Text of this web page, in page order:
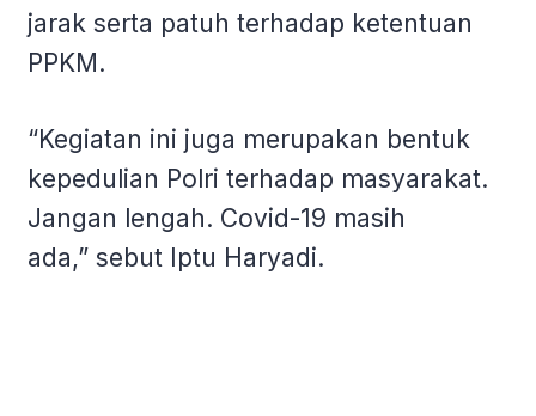
jarak serta patuh terhadap ketentuan
PPKM.
“Kegiatan ini juga merupakan bentuk
kepedulian Polri terhadap masyarakat.
Jangan lengah. Covid-19 masih
ada,” sebut Iptu Haryadi.